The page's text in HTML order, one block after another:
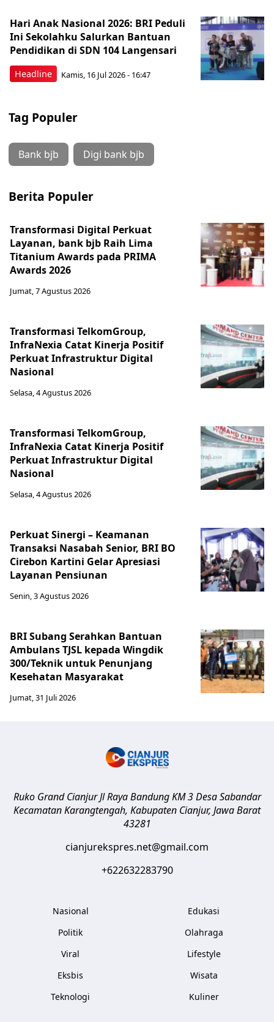
Headline
Hari Anak Nasional 2026: BRI Peduli
Ini Sekolahku Salurkan Bantuan
Pendidikan di SDN 104 Langensari
Kamis, 16 Jul 2026 - 16:47
Tag Populer
Bank bjb Digi bank bjb
Berita Populer
Transformasi Digital Perkuat
Layanan, bank bjb Raih Lima
Titanium Awards pada PRIMA
Awards 2026
Jumat, 7 Agustus 2026
Transformasi TelkomGroup,
InfraNexia Catat Kinerja Positif
Perkuat Infrastruktur Digital
Nasional
Selasa, 4 Agustus 2026
Transformasi TelkomGroup,
InfraNexia Catat Kinerja Positif
Perkuat Infrastruktur Digital
Nasional
Selasa, 4 Agustus 2026
Perkuat Sinergi – Keamanan
Transaksi Nasabah Senior, BRI BO
Cirebon Kartini Gelar Apresiasi
Layanan Pensiunan
Senin, 3 Agustus 2026
BRI Subang Serahkan Bantuan
Ambulans TJSL kepada Wingdik
300/Teknik untuk Penunjang
Kesehatan Masyarakat ​
Jumat, 31 Juli 2026
Ruko Grand Cianjur Jl Raya Bandung KM 3 Desa Sabandar
Kecamatan Karangtengah, Kabupaten Cianjur, Jawa Barat
43281
cianjurekspres.net@gmail.com
+622632283790
Nasional
Politik
Viral
Eksbis
Teknologi
Edukasi
Olahraga
Lifestyle
Wisata
Kuliner